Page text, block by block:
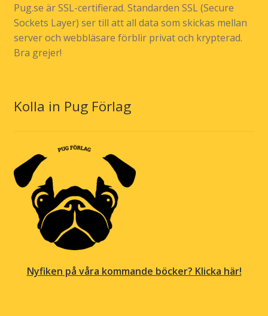
Pug.se är SSL-certifierad. Standarden SSL (Secure
Sockets Layer) ser till att all data som skickas mellan
server och webbläsare förblir privat och krypterad.
Bra grejer!
Kolla in Pug Förlag
Nyfiken på våra kommande böcker? Klicka här!